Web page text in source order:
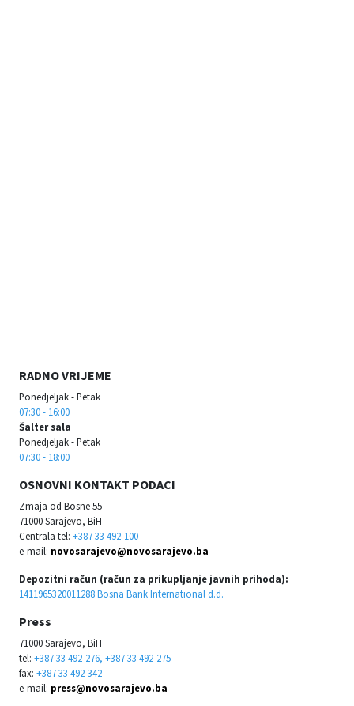
RADNO VRIJEME
Ponedjeljak - Petak
07:30 - 16:00
Šalter sala
Ponedjeljak - Petak
07:30 - 18:00
OSNOVNI KONTAKT PODACI
Zmaja od Bosne 55
71000 Sarajevo, BiH
Centrala tel: +387 33 492-100
e-mail: novosarajevo@novosarajevo.ba
Depozitni račun (račun za prikupljanje javnih prihoda):
1411965320011288 Bosna Bank International d.d.
Press
71000 Sarajevo, BiH
tel: +387 33 492-276, +387 33 492-275
fax: +387 33 492-342
e-mail: press@novosarajevo.ba